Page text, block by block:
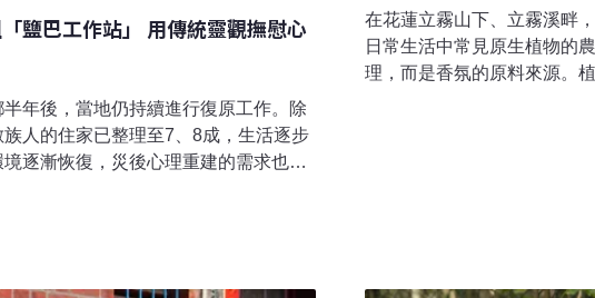
鹽巴工作站」 用傳統靈觀撫慰心
年後，當地仍持續進行復原工作。除
人的住家已整理至7、8成，生活逐步
逐漸恢復，災後心理重建的需求也開
鹽巴工作站」。他以阿美族的傳
洪災帶來的創傷，尋找身心重建的可
在花蓮立霧山下、立霧溪畔
日常生活中常見原生植物的
理，而是香氛的原料來源。
念。離開都市高壓的工作節